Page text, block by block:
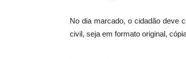
No dia marcado, o cidadão deve
civil, seja em formato original,